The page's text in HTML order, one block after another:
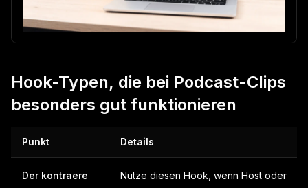
Hook-Typen, die bei Podcast-Clips
besonders gut funktionieren
Punkt Details
Der kontraere
Nutze diesen Hook, wenn Host oder